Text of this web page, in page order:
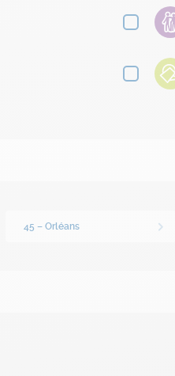
45 – Orléans